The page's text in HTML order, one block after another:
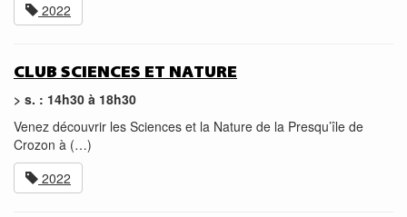
2022
CLUB SCIENCES ET NATURE
> s. : 14h30 à 18h30
Venez découvrir les Sciences et la Nature de la Presqu’île de
Crozon à (…)
2022